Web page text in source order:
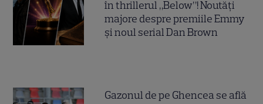
în thrillerul „Below”! Noutăți
majore despre premiile Emmy
și noul serial Dan Brown
Gazonul de pe Ghencea se află